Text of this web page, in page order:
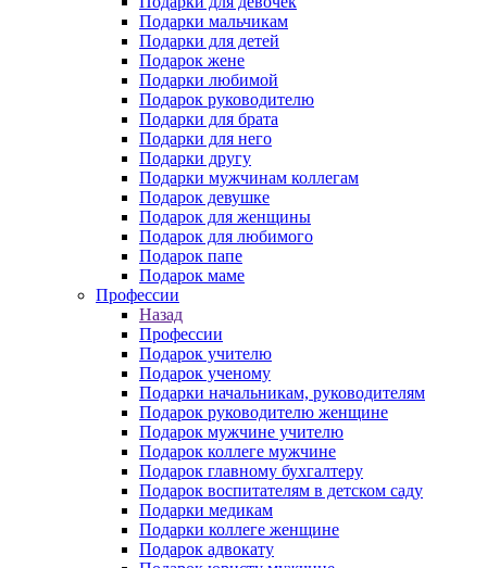
Подарки мальчикам
Подарки для детей
Подарок жене
Подарки любимой
Подарок руководителю
Подарки для брата
Подарки для него
Подарки другу
Подарки мужчинам коллегам
Подарок девушке
Подарок для женщины
Подарок для любимого
Подарок папе
Подарок маме
Профессии
Назад
Профессии
Подарок учителю
Подарок ученому
Подарки начальникам, руководителям
Подарок руководителю женщине
Подарок мужчине учителю
Подарок коллеге мужчине
Подарок главному бухгалтеру
Подарок воспитателям в детском саду
Подарки медикам
Подарки коллеге женщине
Подарок адвокату